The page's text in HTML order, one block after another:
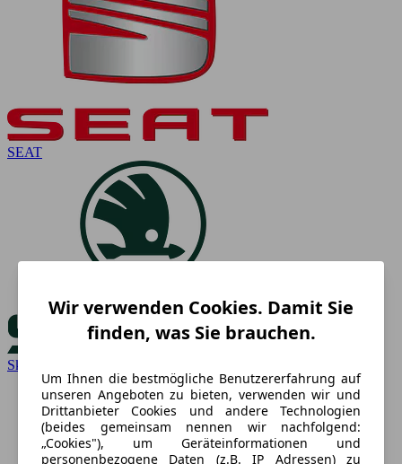
SEAT
Skoda
Wir verwenden Cookies. Damit Sie
finden, was Sie brauchen.
Um Ihnen die bestmögliche Benutzererfahrung auf
unseren Angeboten zu bieten, verwenden wir und
Drittanbieter Cookies und andere Technologien
(beides gemeinsam nennen wir nachfolgend:
„Cookies"), um Geräteinformationen und
personenbezogene Daten (z.B. IP Adressen) zu